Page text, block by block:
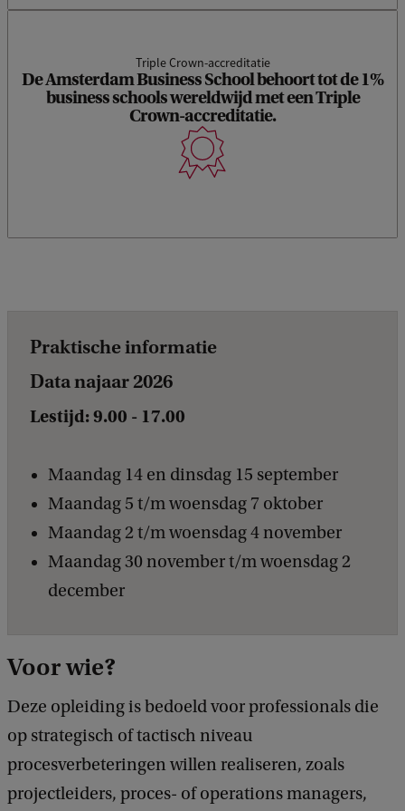
Triple Crown-accreditatie
De Amsterdam Business School behoort tot de 1%
business schools wereldwijd met een Triple
Crown-accreditatie.
Praktische informatie
Data najaar 2026
Lestijd: 9.00 - 17.00
Maandag 14 en dinsdag 15 september
Maandag 5 t/m woensdag 7 oktober
Maandag 2 t/m woensdag 4 november
Maandag 30 november t/m woensdag 2
december
Voor wie?
Deze opleiding is bedoeld voor professionals die
op strategisch of tactisch niveau
procesverbeteringen willen realiseren, zoals
projectleiders, proces- of operations managers,